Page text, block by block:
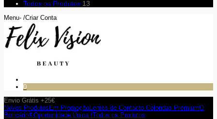
Todos os Produtos 13
Menu- /Criar Conta
0
Envio Grátis +25€
Novos Produtos Em Promoção Lentes de Contacto Coloridas PremiumO
Boticário®Oportunidade Única !Todos os Produtos